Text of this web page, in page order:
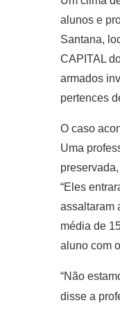
alunos e
Santana,
CAPITAL
armados
pertences
O caso
Uma
“Eles
assaltaram
média de
aluno com
“Não
disse a